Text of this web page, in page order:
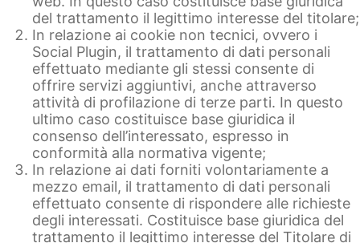
del trattamento il legittimo interesse del titolare;
In relazione ai cookie non tecnici, ovvero i
Social Plugin, il trattamento di dati personali
effettuato mediante gli stessi consente di
offrire servizi aggiuntivi, anche attraverso
attività di profilazione di terze parti. In questo
ultimo caso costituisce base giuridica il
consenso dell’interessato, espresso in
conformità alla normativa vigente;
In relazione ai dati forniti volontariamente a
mezzo email, il trattamento di dati personali
effettuato consente di rispondere alle richieste
degli interessati. Costituisce base giuridica del
trattamento il legittimo interesse del Titolare di